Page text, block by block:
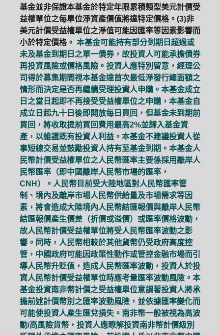
基金並非保證本基金於特定年限累積類型美元計價受
益權單位之每單位淨資產價值將達特定價格。(3)非
美元計價受益權單位之淨值可能因匯率等因素影響而
小於特定價格。 本基金可能持有部分到期日超過或
未及基金到期日之單一債券，故投資人可能承擔債券
再投資風險或價格風險。投資人應特別留意，經理公
司得於募集期間視本基金達首次最低淨發行總面額之
情形而決定是否再繼續受理投資人申購。本基金成立
日之當日起即不再接受受益權單位之申購，本基金自
成立日起九十日後即開放每日買回，但基金未到期前
買回，將收取提前買回費用最高2%並歸入基金資
產，以維護既有投資人利益。本基金不建議投資人從
事短線交易並鼓勵投資人持有至基金到期。本基金人
民幣計價受益權單位之人民幣匯率主要係採用離岸人
民幣匯率（即中國離岸人民幣市場的匯率，
CNH）。人民幣目前受大陸地區對人民幣匯率管
制、境內及離岸市場人民幣供給量及市場需求等因
素，將會造成大陸境內人民幣結匯報價與離岸人民幣
結匯報價產生價差（折價或溢價）或匯率價格波動，
故人民幣計價受益權單位將受人民幣匯率波動之影
響。同時，人民幣相較於其他貨幣仍受政府高度控
管，中國政府可能因政策性動作或管控金融市場而引
導人民幣升貶值，造成人民幣匯率波動，投資人於投
資人民幣計價受益權單位時應考量匯率波動風險。本
基金投資南非幣計價之受益權單位意謂著投資人將承
擔前述計價幣別之匯率波動風險，並依據匯率變化而
可能使投資人產生匯兌損失。南非幣一般被視為高波
動/高風險貨幣，投資人應瞭解投資南非幣計價級別